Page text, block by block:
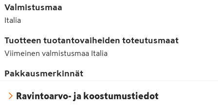
Valmistusmaa
Italia
Tuotteen tuotantovaiheiden toteutusmaat
Viimeinen valmistusmaa Italia
Pakkausmerkinnät
Ravintoarvo- ja koostumustiedot